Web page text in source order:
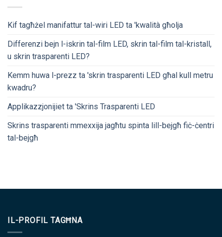
Kif tagħżel manifattur tal-wiri LED ta 'kwalità għolja
Differenzi bejn l-iskrin tal-film LED, skrin tal-film tal-kristall,
u skrin trasparenti LED?
Kemm huwa l-prezz ta 'skrin trasparenti LED għal kull metru
kwadru?
Applikazzjonijiet ta 'Skrins Trasparenti LED
Skrins trasparenti mmexxija jagħtu spinta lill-bejgħ fiċ-ċentri
tal-bejgħ
IL-PROFIL TAGĦNA